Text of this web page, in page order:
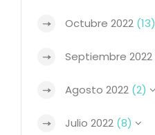
Octubre 2022 (13)
Septiembre 2022
Agosto 2022 (2)
Julio 2022 (8)